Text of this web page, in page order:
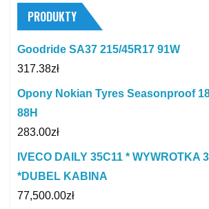
PRODUKTY
Goodride SA37 215/45R17 91W
317.38zł
Opony Nokian Tyres Seasonproof
88H
283.00zł
IVECO DAILY 35C11 * WYWROTKA
*DUBEL KABINA
77,500.00zł